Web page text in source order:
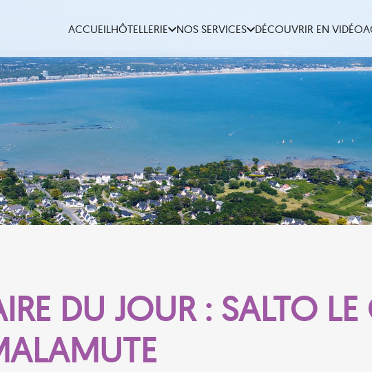
ACCUEILHÔTELLERIE NOS SERVICES DÉCOUVRIR EN VIDÉO
DU JOUR : SALTO LE